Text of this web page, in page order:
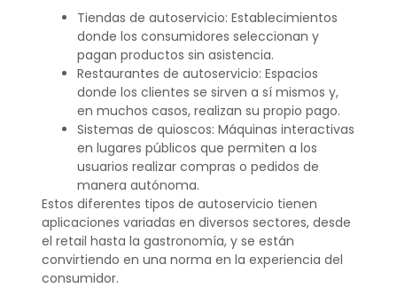
Tiendas de autoservicio: Establecimientos
donde los consumidores seleccionan y
pagan productos sin asistencia.
Restaurantes de autoservicio: Espacios
donde los clientes se sirven a sí mismos y,
en muchos casos, realizan su propio pago.
Sistemas de quioscos: Máquinas interactivas
en lugares públicos que permiten a los
usuarios realizar compras o pedidos de
manera autónoma.
Estos diferentes tipos de autoservicio tienen
aplicaciones variadas en diversos sectores, desde
el retail hasta la gastronomía, y se están
convirtiendo en una norma en la experiencia del
consumidor.